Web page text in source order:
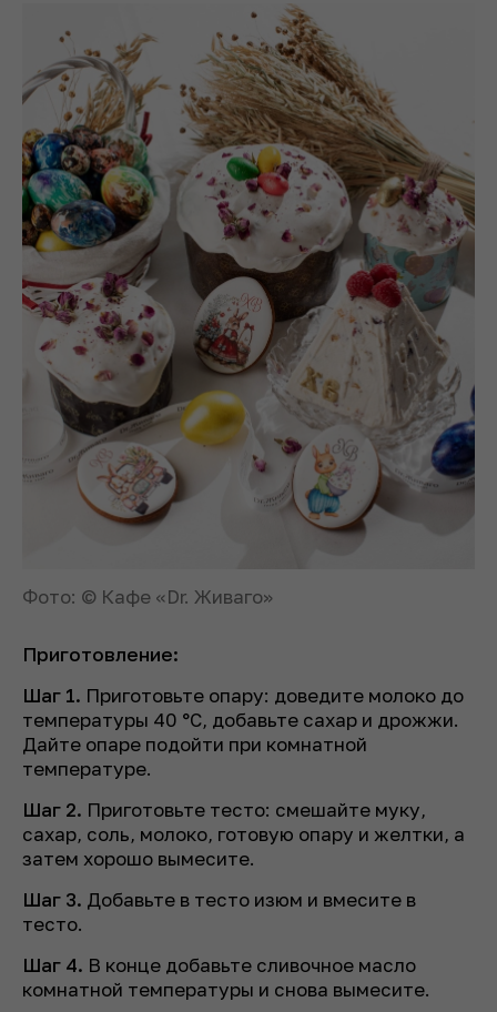
Фото: © Кафе «Dr. Живаго»
Приготовление:
Шаг 1. Приготовьте опару: доведите молоко до
температуры 40 °C, добавьте сахар и дрожжи.
Дайте опаре подойти при комнатной
температуре.
Шаг 2. Приготовьте тесто: смешайте муку,
сахар, соль, молоко, готовую опару и желтки, а
затем хорошо вымесите.
Шаг 3. Добавьте в тесто изюм и вмесите в
тесто.
Шаг 4. В конце добавьте сливочное масло
комнатной температуры и снова вымесите.